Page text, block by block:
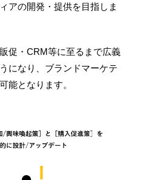
アの開発・提供を目指しま
促・CRM等に至るまで広義
になり、ブランドマーケテ
能となります。